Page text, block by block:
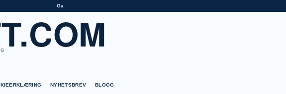
Ga
NYHETSBREV BLOGG